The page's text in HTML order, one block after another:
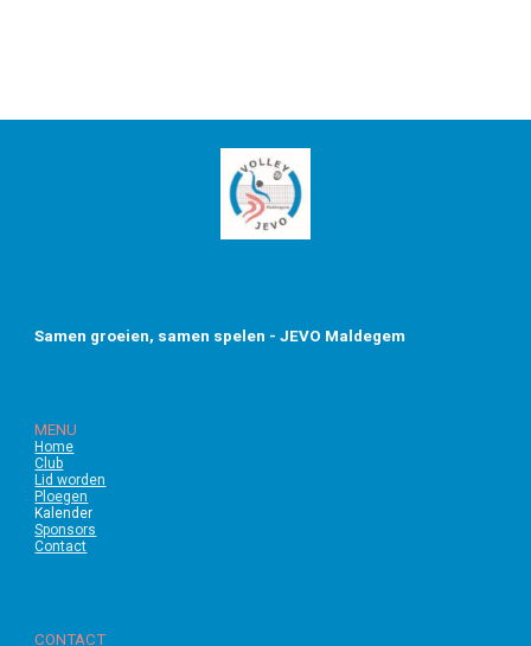
Samen groeien, samen spelen - JEVO Maldegem
MENU
Home
Club
Lid worden
Ploegen
Kalender
Sponsors
Contact
CONTACT